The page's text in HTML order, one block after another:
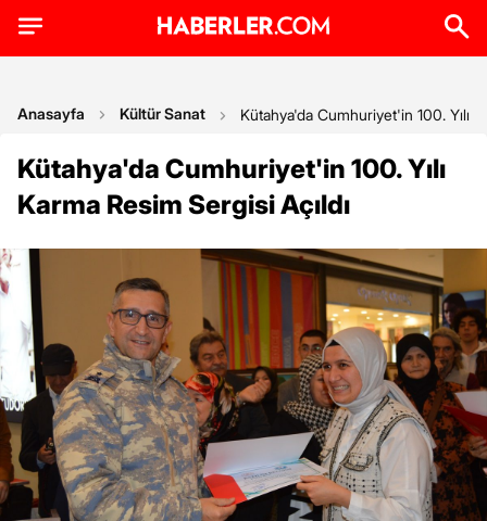
Anasayfa Kültür Sanat Kütahya'da Cumhuriyet'in 100. Yılı
Kütahya'da Cumhuriyet'in 100. Yılı
Karma Resim Sergisi Açıldı